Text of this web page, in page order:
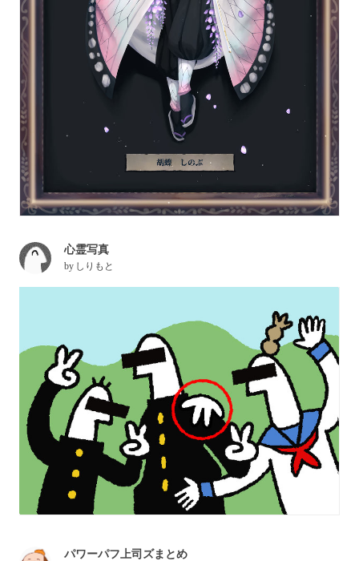
心霊写真
by しりもと
パワーパフ上司ズまとめ